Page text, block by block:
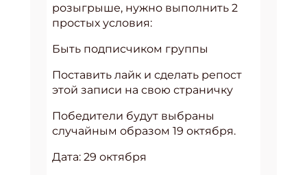
розыгрыше, нужно выполнить 2
простых условия:
Быть подписчиком группы
Поставить лайк и сделать репост
этой записи на свою страничку
Победители будут выбраны
случайным образом 19 октября.
Дата: 29 октября